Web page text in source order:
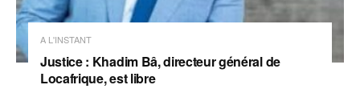
A L'INSTANT
Justice : Khadim Bâ, directeur général de
Locafrique, est libre